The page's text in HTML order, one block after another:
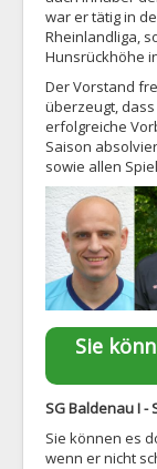
war er tätig in
Rheinlandliga,
Hunsrückhöhe
Der Vorstand
überzeugt,
erfolgreiche
Saison
sowie allen
Sie
SG Baldenau I -
Sie können es
wenn er nicht